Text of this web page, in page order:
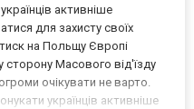
активніше
для захисту своїх
на Польщу Європі
сторону Масового від'їзду
очікувати не варто.
українців активніше